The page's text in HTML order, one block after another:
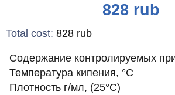
828 rub
Total cost: 828 rub
Содержание контролируемых
Температура кипения, °С
Плотность г/мл, (25°С)